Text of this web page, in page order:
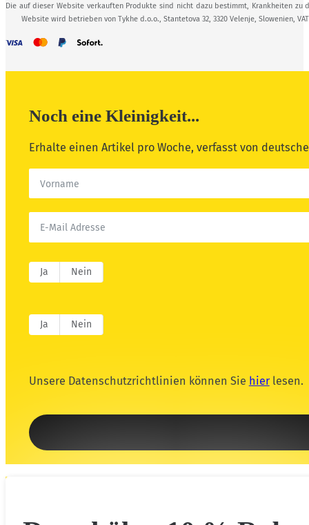
Die auf dieser Website verkauften Produkte sind nicht dazu bestimmt, Krankheiten zu
Website wird betrieben von Tykhe d.o.o., Stantetova 32, 3320 Velenje, Slowenien,
Noch eine Kleinigkeit...
Erhalte einen Artikel pro Woche, verfasst von
Ja Nein
Ja Nein
Unsere Datenschutzrichtlinien können Sie hierlesen.